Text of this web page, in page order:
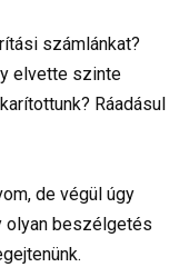
számlánkat?
elvette szinte
Ráadásul
de végül úgy
olyan beszélgetés